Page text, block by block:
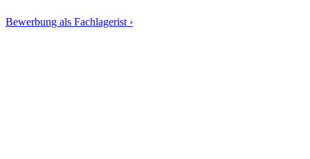
Bewerbung als Fachlagerist ›